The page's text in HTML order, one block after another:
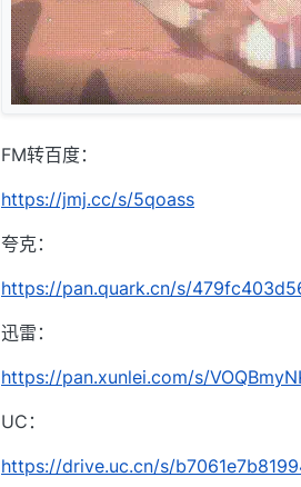
FM转百度：
https://jmj.cc/s/5qoass
夸克：
https://pan.quark.cn/s/
迅雷：
https://pan.xunlei.com/s/
UC：
https://drive.uc.cn/s/